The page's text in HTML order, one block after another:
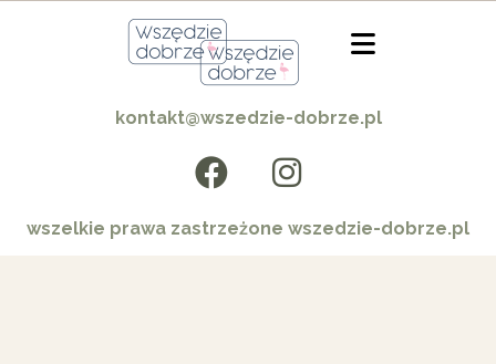
kontakt@wszedzie-dobrze.pl
wszelkie prawa zastrzeżone wszedzie-dobrze.pl